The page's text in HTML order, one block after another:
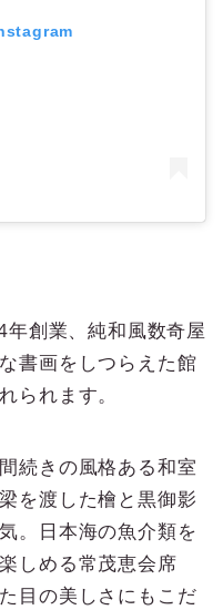
年創業、純和風数奇屋
書画をしつらえた館
られます。
続きの風格ある和室
を渡した檜と黒御影
。日本海の魚介類を
しめる常茂恵会席
目の美しさにもこだ